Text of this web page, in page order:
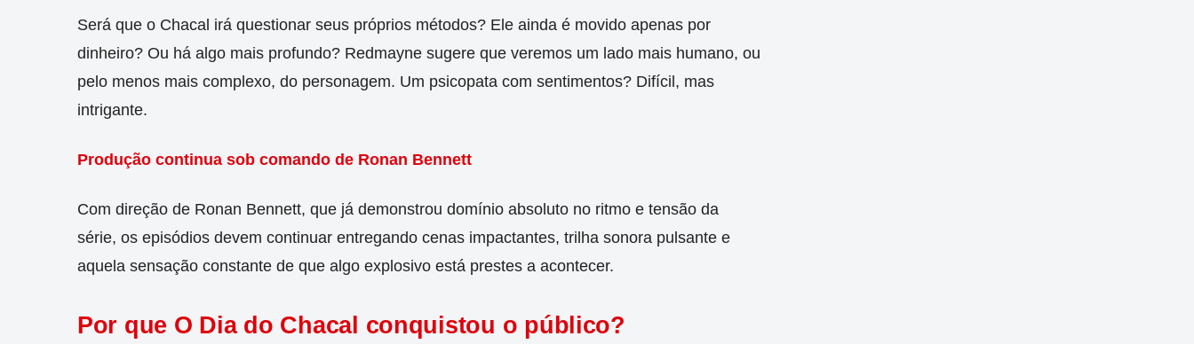
Será que o Chacal irá questionar seus próprios métodos? Ele ainda é movido apenas por
dinheiro? Ou há algo mais profundo? Redmayne sugere que veremos um lado mais humano, ou
pelo menos mais complexo, do personagem. Um psicopata com sentimentos? Difícil, mas
intrigante.
Produção continua sob comando de Ronan Bennett
Com direção de Ronan Bennett, que já demonstrou domínio absoluto no ritmo e tensão da
série, os episódios devem continuar entregando cenas impactantes, trilha sonora pulsante e
aquela sensação constante de que algo explosivo está prestes a acontecer.
Por que O Dia do Chacal conquistou o público?